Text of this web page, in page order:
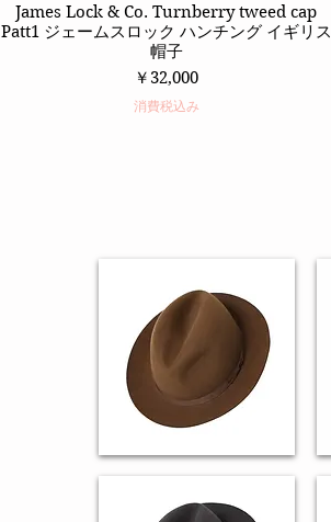
クイックビュー
James Lock & Co. Turnberry tweed cap
Patt1 ジェームスロック ハンチング イギリス
帽子
価格
￥32,000
消費税込み